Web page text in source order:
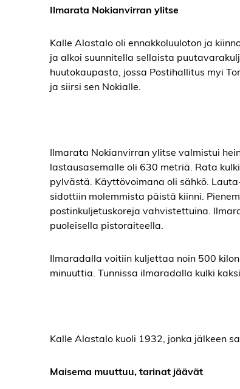
Ilmarata Nokianvirran ylitse
Kalle Alastalo oli ennakkoluuloton ja
ja alkoi suunnitella sellaista
huutokaupasta, jossa Postihallitus myi
ja siirsi sen Nokialle.
Ilmarata Nokianvirran ylitse valmistui
lastausasemalle oli 630 metriä. Rata
pylvästä. Käyttövoimana oli sähkö.
sidottiin molemmista päistä kiinni.
postinkuljetuskoreja vahvistettuina.
puoleisella pistoraiteella.
Ilmaradalla voitiin kuljettaa noin 500
minuuttia. Tunnissa ilmaradalla kulki
Kalle Alastalo kuoli 1932, jonka jälkeen
Maisema muuttuu, tarinat jäävät